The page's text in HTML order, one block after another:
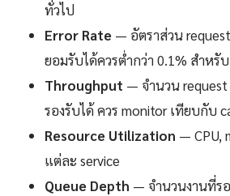
ทั่วไป
Error Rate — อัตราส่วน
ยอมรับได้ควรต่ำกว่า 0.1% สำหรั
Throughput — จำนวน
รองรับได้ ควร monitor เทียบกับ
Resource Utilization — CPU,
แต่ละ service
Queue Depth — จำนวนงานที่ร